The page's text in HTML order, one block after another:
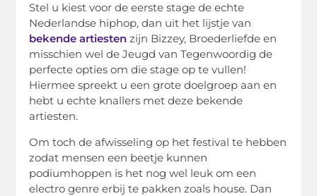
Stel u kiest voor de eerste stage de echte
Nederlandse hiphop, dan uit het lijstje van
bekende artiesten zijn Bizzey, Broederliefde en
misschien wel de Jeugd van Tegenwoordig de
perfecte opties om die stage op te vullen!
Hiermee spreekt u een grote doelgroep aan en
hebt u echte knallers met deze bekende
artiesten.
Om toch de afwisseling op het festival te hebben
zodat mensen een beetje kunnen
podiumhoppen is het nog wel leuk om een
electro genre erbij te pakken zoals house. Dan